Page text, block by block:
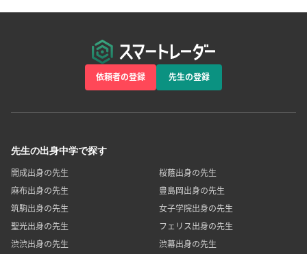
依頼者の登録 先生の登録
先生の出身中学で探す
開成出身の先生
桜蔭出身の先生
麻布出身の先生
豊島岡出身の先生
筑駒出身の先生
女子学院出身の先生
聖光出身の先生
フェリス出身の先生
渋渋出身の先生
渋幕出身の先生